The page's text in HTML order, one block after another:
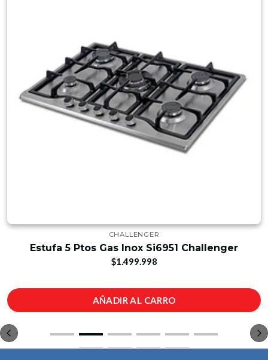
CHALLENGER
Estufa 5 Ptos Gas Inox Si6951 Challenger
$1.499.998
AÑADIR AL CARRO